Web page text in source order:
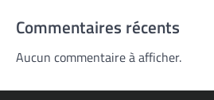
Commentaires récents
Aucun commentaire à afficher.